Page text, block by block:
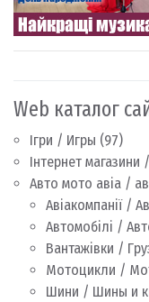
Web каталог
Ігри / Игры (97)
Інтернет
Авто мото авіа /
Авіакомпанії /
Автомобілі /
Вантажівки /
Мотоцикли /
Шини / Шины и